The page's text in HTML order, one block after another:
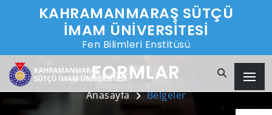
KAHRAMANMARAŞ SÜTÇÜ
İMAM ÜNİVERSİTESİ
Fen Bilimleri Enstitüsü
FORMLAR
Anasayfa Belgeler